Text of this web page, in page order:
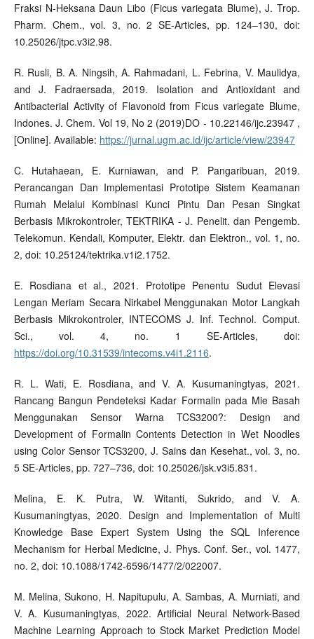
Fraksi N-Heksana Daun Libo (Ficus variegata Blume), J. Trop.
Pharm. Chem., vol. 3, no. 2 SE-Articles, pp. 124–130, doi:
10.25026/jtpc.v3i2.98.
R. Rusli, B. A. Ningsih, A. Rahmadani, L. Febrina, V. Maulidya,
and J. Fadraersada, 2019. Isolation and Antioxidant and
Antibacterial Activity of Flavonoid from Ficus variegate Blume,
Indones. J. Chem. Vol 19, No 2 (2019)DO - 10.22146/ijc.23947 ,
[Online]. Available: https://jurnal.ugm.ac.id/ijc/article/view/23947
C. Hutahaean, E. Kurniawan, and P. Pangaribuan, 2019.
Perancangan Dan Implementasi Prototipe Sistem Keamanan
Rumah Melalui Kombinasi Kunci Pintu Dan Pesan Singkat
Berbasis Mikrokontroler, TEKTRIKA - J. Penelit. dan Pengemb.
Telekomun. Kendali, Komputer, Elektr. dan Elektron., vol. 1, no.
2, doi: 10.25124/tektrika.v1i2.1752.
E. Rosdiana et al., 2021. Prototipe Penentu Sudut Elevasi
Lengan Meriam Secara Nirkabel Menggunakan Motor Langkah
Berbasis Mikrokontroler, INTECOMS J. Inf. Technol. Comput.
Sci., vol. 4, no. 1 SE-Articles, doi:
https://doi.org/10.31539/intecoms.v4i1.2116.
R. L. Wati, E. Rosdiana, and V. A. Kusumaningtyas, 2021.
Rancang Bangun Pendeteksi Kadar Formalin pada Mie Basah
Menggunakan Sensor Warna TCS3200?: Design and
Development of Formalin Contents Detection in Wet Noodles
using Color Sensor TCS3200, J. Sains dan Kesehat., vol. 3, no.
5 SE-Articles, pp. 727–736, doi: 10.25026/jsk.v3i5.831.
Melina, E. K. Putra, W. Witanti, Sukrido, and V. A.
Kusumaningtyas, 2020. Design and Implementation of Multi
Knowledge Base Expert System Using the SQL Inference
Mechanism for Herbal Medicine, J. Phys. Conf. Ser., vol. 1477,
no. 2, doi: 10.1088/1742-6596/1477/2/022007.
M. Melina, Sukono, H. Napitupulu, A. Sambas, A. Murniati, and
V. A. Kusumaningtyas, 2022. Artificial Neural Network-Based
Machine Learning Approach to Stock Market Prediction Model